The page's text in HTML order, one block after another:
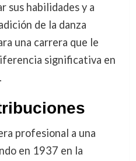
sus habilidades y a
de la danza
una carrera que le
significativa en
profesional a una
en 1937 en la